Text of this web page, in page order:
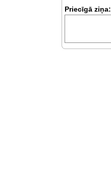
Priecīgā ziņa: